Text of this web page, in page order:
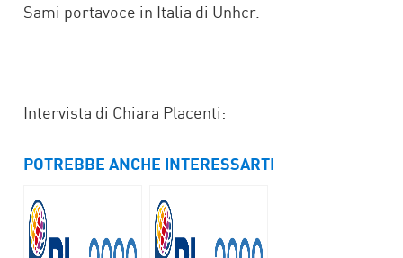
Sami portavoce in Italia di Unhcr.
Intervista di Chiara Placenti:
POTREBBE ANCHE INTERESSARTI